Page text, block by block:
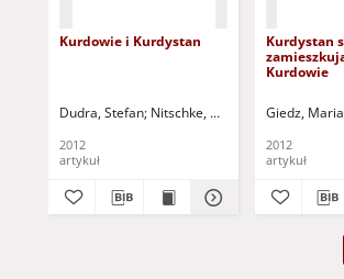
Kurdowie i Kurdystan
Dudra, Stefan Nitschke, Bernadetta (1964- )
2012
artykuł
Kurdystan
Kurdowie
Giedz, Maria
2012
artykuł